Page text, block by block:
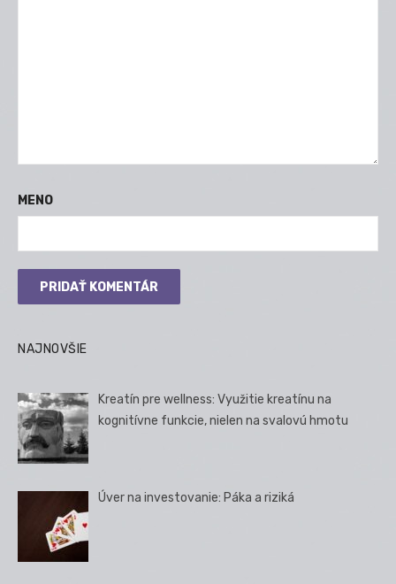
MENO
NAJNOVŠIE
Kreatín pre wellness: Využitie kreatínu na
kognitívne funkcie, nielen na svalovú hmotu
Úver na investovanie: Páka a riziká